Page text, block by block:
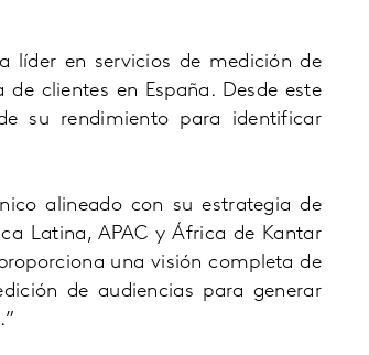
líder en servicios de medición de
clientes en España. Desde este
su rendimiento para identificar
alineado con su estrategia de
Latina, APAC y África de Kantar
una visión completa de
de audiencias para generar